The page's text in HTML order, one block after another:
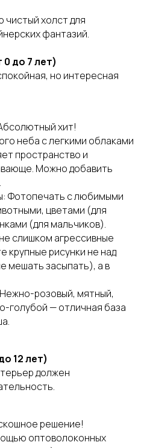
холст для
фантазий.
до 7 лет)
но интересная
хит!
неба с легкими облаками
пространство и
Можно добавить
Фотопечать с любимыми
цветами (для
(для мальчиков).
слишком агрессивные
крупные рисунки не над
мешать засыпать), а в
розовый, мятный,
голубой — отличная база
12 лет)
должен
решение!
оптоволоконных
звонок
вопросы
сейчас
персональную
нашей фирме